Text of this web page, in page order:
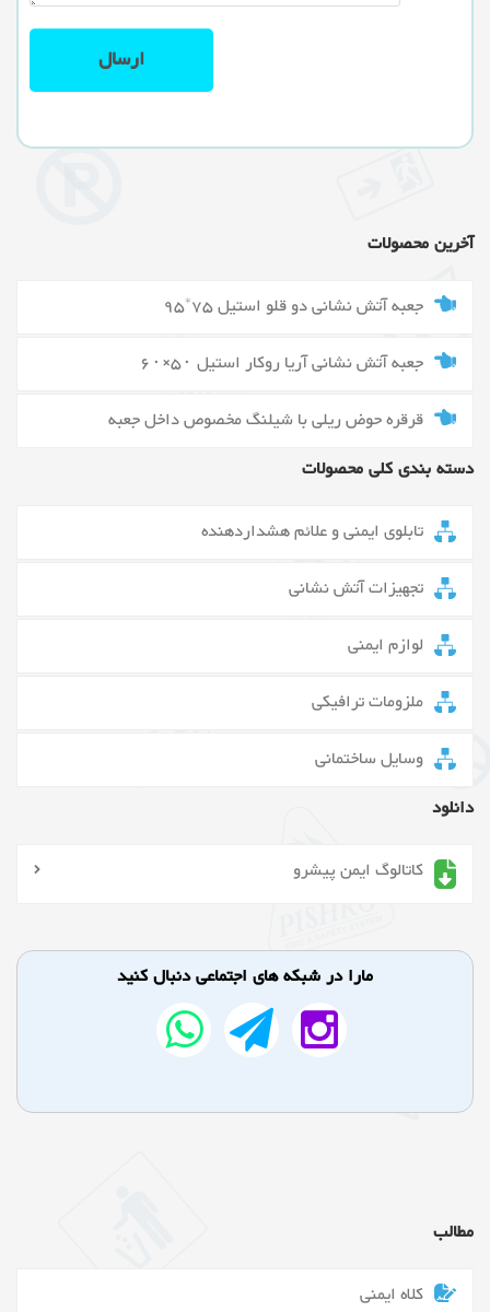
آخرین محصولات
جعبه آتش نشانی دو قلو استیل 75*95
جعبه آتش نشانی آریا روکار استیل ۵۰×۶۰
قرقره حوض ریلی با شیلنگ مخصوص داخل جعبه
دسته بندی کلی محصولات
تابلوی ایمنی و علائم هشداردهنده
تجهیزات آتش نشانی
لوازم ایمنی
ملزومات ترافیکی
وسایل ساختمانی
دانلود
کاتالوگ ایمن پیشرو
مارا در شبکه های اجتماعی دنبال کنید
مطالب
کلاه ایمنی